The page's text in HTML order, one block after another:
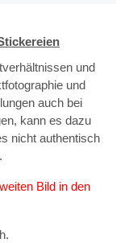
und
und
auch bei
kann es dazu
nicht authentisch
Bild in den